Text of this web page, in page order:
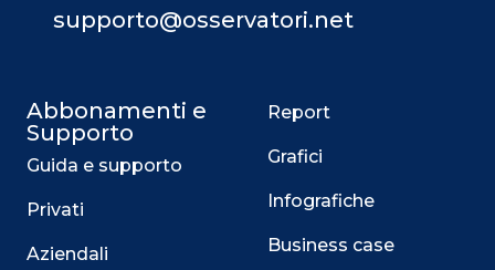
supporto@osservatori.net
Abbonamenti e
Supporto
Guida e supporto
Privati
Aziendali
Report
Grafici
Infografiche
Business case